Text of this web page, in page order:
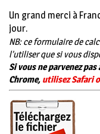
Un grand merci à
jour.
NB: ce formulaire de
l’utiliser que si vous
Si vous ne parvenez
Chrome, utilisez Safari